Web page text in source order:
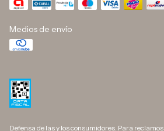
Medios de envío
Defensa de las y los consumidores. Para reclamos